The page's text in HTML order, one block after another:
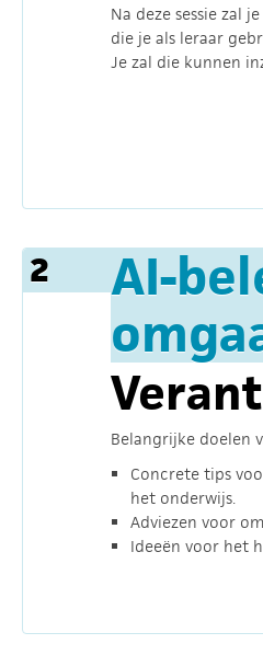
Na deze sessie zal
die je als leraar
Je zal die kunnen
2
AI-
Belangrijke doelen
Concrete tips
het onderwijs.
Adviezen voor
Ideeën voor het